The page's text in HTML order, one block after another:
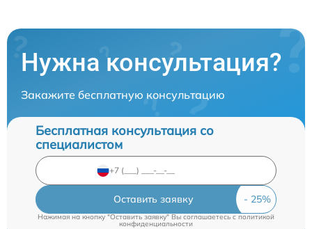
Нужна консультация?
Закажите бесплатную консультацию
Бесплатная консультация со
специалистом
Оставить заявку
Нажимая на кнопку "Оставить заявку" Вы соглашаетесь cполитикой
конфиденциальности